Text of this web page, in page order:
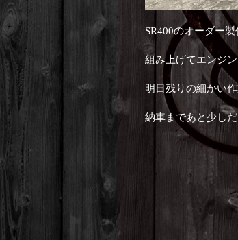
SR400のオーダー
組み上げてエンジ
明日残りの細かい
納車まであと少し